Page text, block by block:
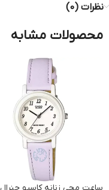
نظرات (0)
محصولات مشابه